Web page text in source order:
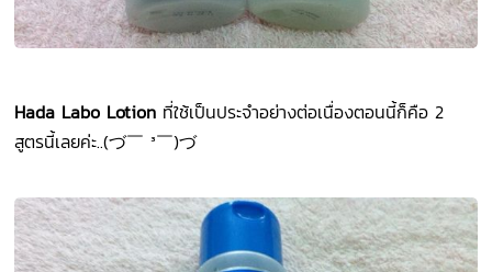
Hada Labo Lotion ที่ใช้เป็นประจำอย่างต่อเนื่องตอนนี้ก็คือ 2
สูตรนี้เลยค่ะ..(づ￣ ³￣)づ